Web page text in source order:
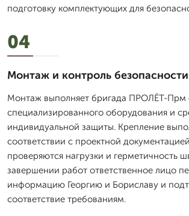
подготовку комплектующих для
04
Монтаж и контроль безопасности
Монтаж выполняет бригада ПРОЛЁТ-Прм
специализированного оборудования и
индивидуальной защиты. Крепление
соответствии с проектной
проверяются нагрузки и герметичность
завершении работ ответственное лицо
информацию Георгию и Бориславу и
соответствие требованиям.